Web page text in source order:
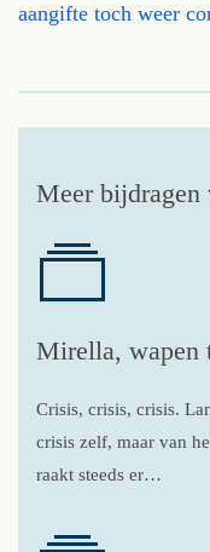
aangifte toch weer
Meer bijdragen
Mirella, wapen
Crisis, crisis, crisis.
crisis zelf, maar van
raakt steeds er…